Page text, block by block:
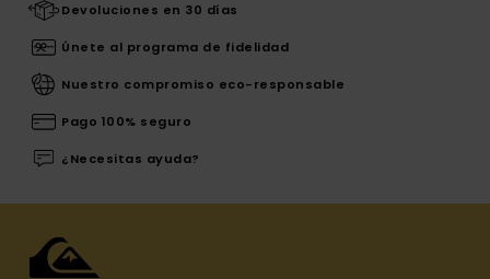
Devoluciones en 30 días
Únete al programa de fidelidad
Nuestro compromiso eco-responsable
Pago 100% seguro
¿Necesitas ayuda?